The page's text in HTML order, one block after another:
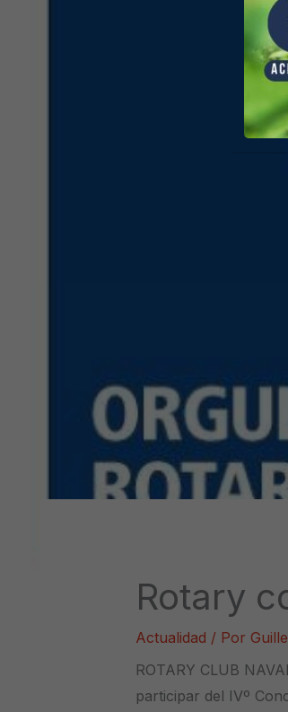
Rotary
Actualidad / Por
ROTARY CLUB
participar del IVº